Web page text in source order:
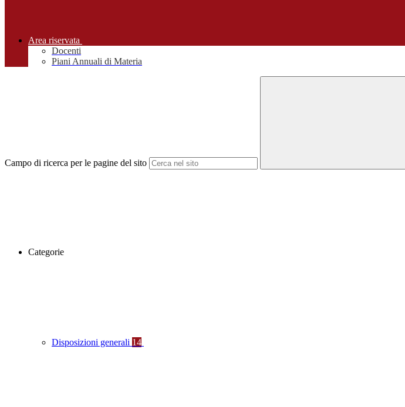
Area riservata
Docenti
Piani Annuali di Materia
Campo di ricerca per le pagine del sito
Categorie
Disposizioni generali 14